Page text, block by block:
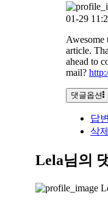
01-29
Awesome
article.
ahead to
mail?
댓글옵션
답변
삭제
Lela님의